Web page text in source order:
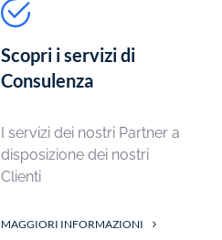
Scopri i servizi di
Consulenza
I servizi dei nostri Partner a
disposizione dei nostri
Clienti
MAGGIORI INFORMAZIONI